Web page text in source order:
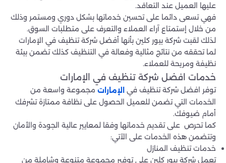
عليها العميل عند التعاقد.
فهي تسعى دائما على تحسين خدماتها بشكل دوري ومستمر وذلك
من خلال إستمتاع آراء العملاء والتعرف على متطلبات السوق.
لذلك لقبت شركة بيور كلين بأنها أفضل شركة تنظيف في الإمارات
لما تحققه من نتائج مثالية وفعالة في التنظيف كذلك تضمن بيئة
نظيفة ومريحة للعملاء.
خدمات افضل شركة تنظيف في الإمارات
توفر افضل شركة تنظيف في الإمارات مجموعة واسعة من
الخدمات التي تضمن للعميل الحصول على نظافة ممتازة تشرفك
أمام ضيوفك.
كما تحرص على تقديم خدماتها وفقا لمعايير عالية الجودة والأمان
وتتضمن هذه الخدمات على الآتي:
خدمات تنظيف المنازل
تعمل شركة بيور كلين على توفير مجموعة متنوعة وشاملة من